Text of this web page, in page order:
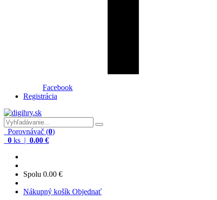
Facebook
Registrácia
Porovnávač (0)
0 ks | 0.00 €
Spolu 0.00 €
Nákupný košík Objednať